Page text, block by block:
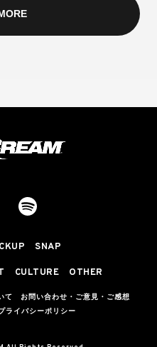
SNAP
CULTURE OTHER
て
お問い合わせ・ご意見・ご感想
ライバシーポリシー